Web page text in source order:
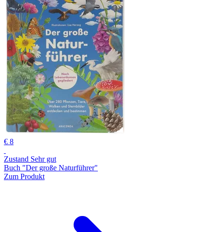
€ 8
Zustand Sehr gut
Buch "Der große Naturführer"
Zum Produkt